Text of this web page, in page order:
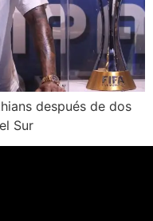
después de dos
Sur